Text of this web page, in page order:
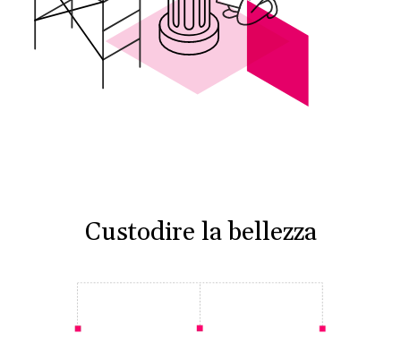
Custodire la bellezza